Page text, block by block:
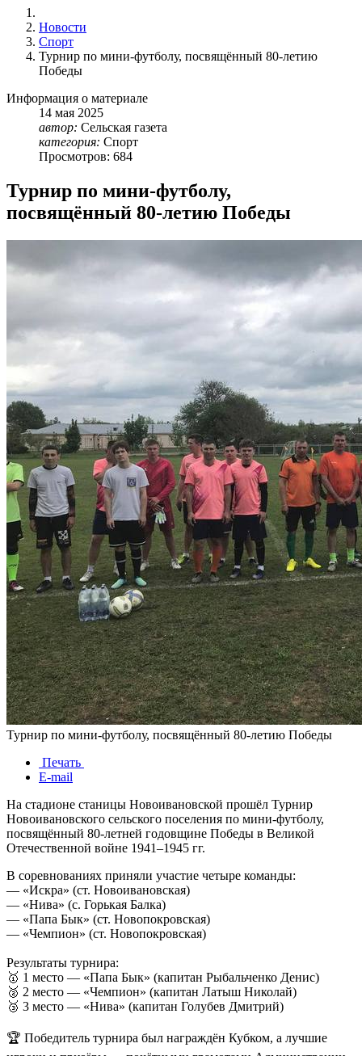
Новости
Спорт
Турнир по мини-футболу, посвящённый 80-летию
Победы
Информация о материале
14 мая 2025
автор: Сельская газета
категория: Спорт
Просмотров: 684
Турнир по мини-футболу,
посвящённый 80-летию Победы
Турнир по мини-футболу, посвящённый 80-летию Победы
Печать
E-mail
На стадионе станицы Новоивановской прошёл Турнир
Новоивановского сельского поселения по мини-футболу,
посвящённый 80-летней годовщине Победы в Великой
Отечественной войне 1941–1945 гг.
В соревнованиях приняли участие четыре команды:
— «Искра» (ст. Новоивановская)
— «Нива» (с. Горькая Балка)
— «Папа Бык» (ст. Новопокровская)
— «Чемпион» (ст. Новопокровская)
Результаты турнира:
🥇 1 место — «Папа Бык» (капитан Рыбальченко Денис)
🥈 2 место — «Чемпион» (капитан Латыш Николай)
🥉 3 место — «Нива» (капитан Голубев Дмитрий)
🏆 Победитель турнира был награждён Кубком, а лучшие